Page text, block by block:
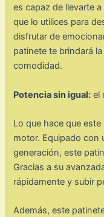
es capaz de llevarte
que lo utilices para
disfrutar de
patinete te brindará
comodidad.
Potencia sin igual: el
Lo que hace que
motor. Equipado con
generación, este
Gracias a su
rápidamente y subir
Además, este